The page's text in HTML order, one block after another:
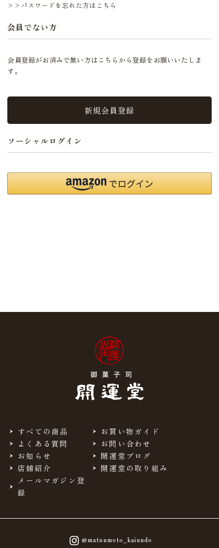
>>パスワードを忘れた方はこちら
会員でない方
会員登録がお済みで無い方はこちらから登録をお願いいたしま
す。
新規会員登録
ソーシャルログイン
すべての商品
お買い物ガイド
よくある質問
お問い合わせ
お知らせ
開運堂ブログ
店舗紹介
開運堂の取り組み
メールマガジン登
録
@matsumoto_kaiundo